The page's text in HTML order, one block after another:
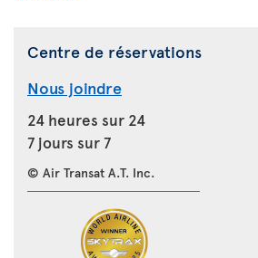
Centre de réservations
Nous joindre
24 heures sur 24
7 jours sur 7
© Air Transat A.T. Inc.